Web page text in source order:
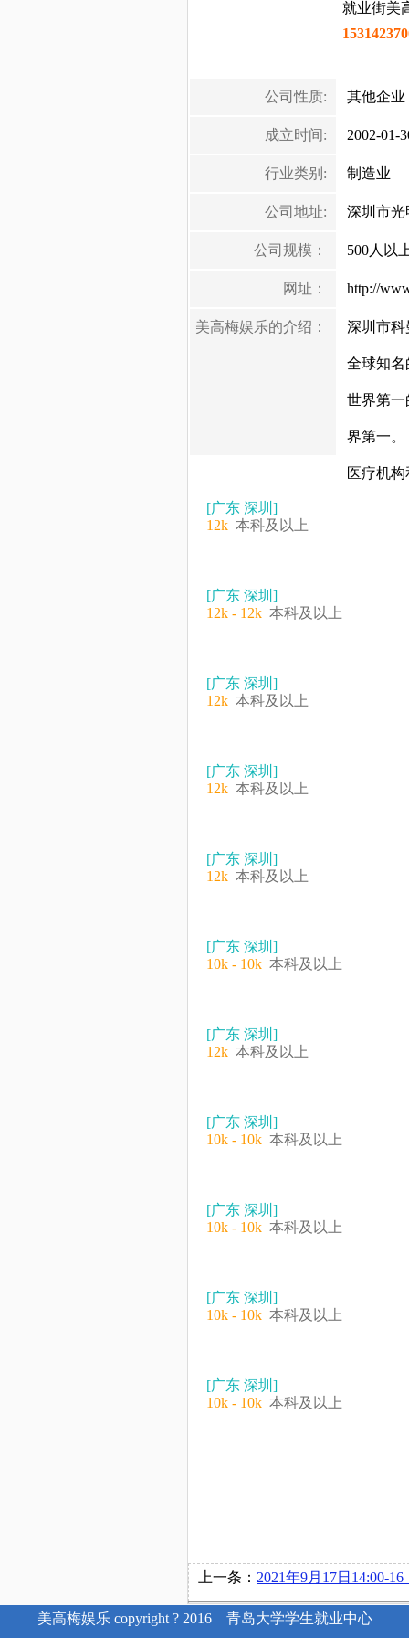
就业街美
公司性质: 其他企业
成立时间: 2002-01-
行业类别: 制造业
公司地址: 深圳市光
公司规模： 500人以
网址： http://
美高梅娱乐的介绍： 深圳市科
全球知名
世界第一
界第一。
医疗机
[广东 深圳]
12k 本科及以上
[广东 深圳]
12k - 12k 本科及以上
[广东 深圳]
12k 本科及以上
[广东 深圳]
12k 本科及以上
[广东 深圳]
12k 本科及以上
[广东 深圳]
10k - 10k 本科及以上
[广东 深圳]
12k 本科及以上
[广东 深圳]
10k - 10k 本科及以上
[广东 深圳]
10k - 10k 本科及以上
[广东 深圳]
10k - 10k 本科及以上
[广东 深圳]
10k - 10k 本科及以上
上一条： 2021年9月17日14:00-16：00青岛海骊住居科技股份有限公司在
美高梅娱乐 copyright ? 2016 青岛大学学生就业中心